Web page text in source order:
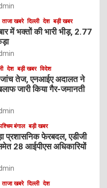
ताजा खबरे दिल्ली देश बड़ी खबर
में भक्तों की भारी भीड़, 2.77
देश बड़ी खबर विदेश
जांच तेज, एनआईए अदालत ने
जारी किया गैर-जमानती
बंगाल बड़ी खबर
प्रशासनिक फेरबदल, एडीजी
28 आईपीएस अधिकारियों
ताजा खबरे दिल्ली देश